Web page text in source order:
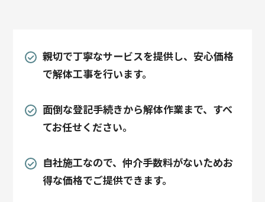
親切で丁寧なサービスを提供し、安心価格
で解体工事を行います。
面倒な登記手続きから解体作業まで、すべ
てお任せください。
自社施工なので、仲介手数料がないためお
得な価格でご提供できます。